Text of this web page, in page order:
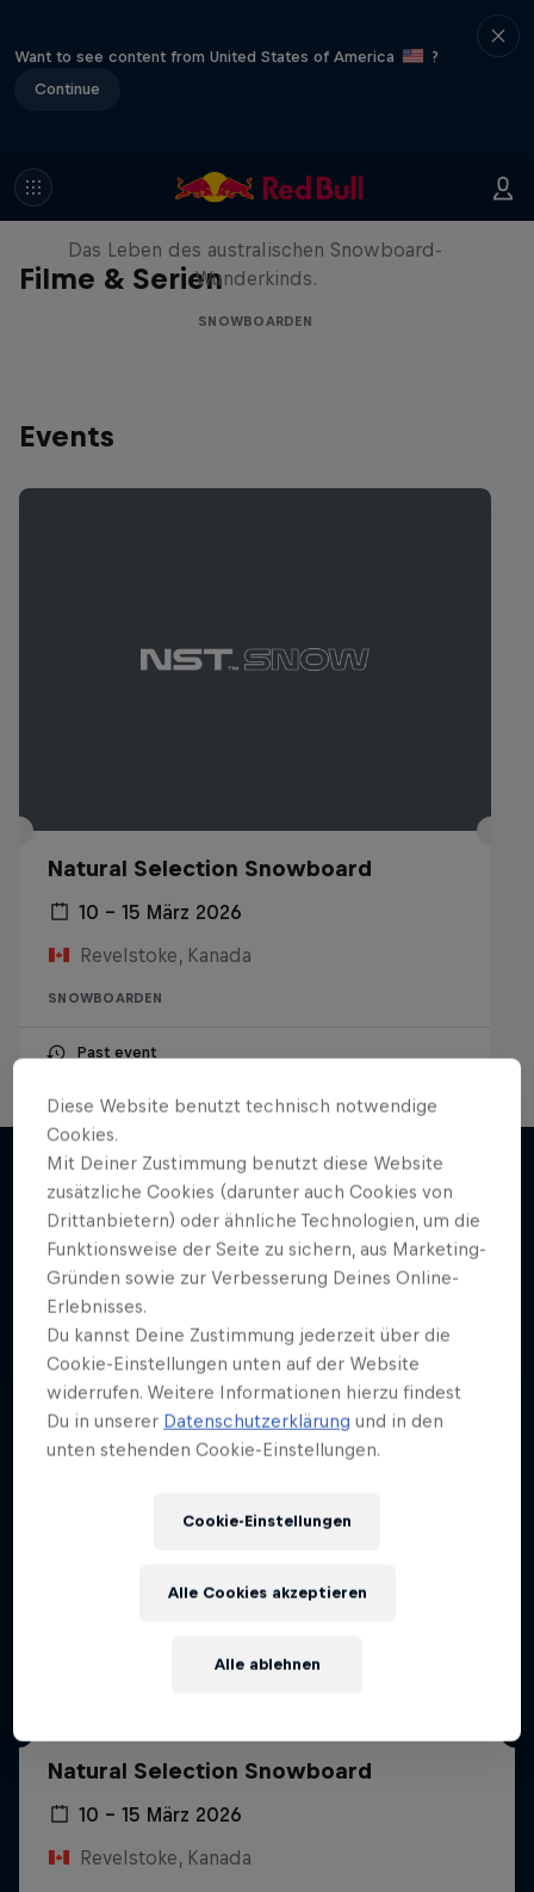
Want to see content from United States of America
?
Continue
Filme & Serien
Volare: Valentino Guseli
Das Leben des australischen Snowboard-
Wunderkinds.
SNOWBOARDEN
Events
Natural Selection Snowboard
10 – 15 März 2026
Revelstoke, Kanada
SNOWBOARDEN
Past event
Mehr davon
Winter Heroes
Erlebe Athlet:innen in Bestform
SKI
Volare: Valentino Guseli
Das Leben des australischen Snowboard-
Wunderkinds.
Natural Selection Snowboard
10 – 15 März 2026
Revelstoke, Kanada
Diese Website benutzt technisch notwendige
Cookies.
Mit Deiner Zustimmung benutzt diese Website
zusätzliche Cookies (darunter auch Cookies von
Drittanbietern) oder ähnliche Technologien, um die
Funktionsweise der Seite zu sichern, aus Marketing-
Gründen sowie zur Verbesserung Deines Online-
Erlebnisses.
Du kannst Deine Zustimmung jederzeit über die
Cookie-Einstellungen unten auf der Website
widerrufen. Weitere Informationen hierzu findest
Du in unserer Datenschutzerklärung und in den
unten stehenden Cookie-Einstellungen.
Cookie-Einstellungen
Alle ablehnen
Alle Cookies akzeptieren